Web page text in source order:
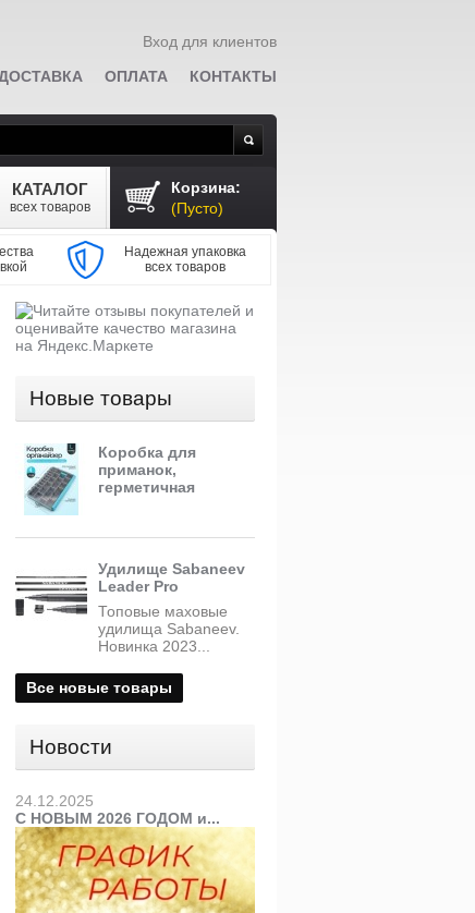
Вход для клиентов
Корзина:
(Пусто)
ОПЛАТА КОНТАКТЫ
КАТАЛОГ
всех товаров
Надежная упаковка
всех товаров
Новые товары
Коробка для
приманок,
герметичная
Удилище Sabaneev
Leader Pro
Топовые маховые
удилища Sabaneev.
Новинка 2023...
Все новые товары
Новости
24.12.2025
С НОВЫМ 2026 ГОДОМ и...